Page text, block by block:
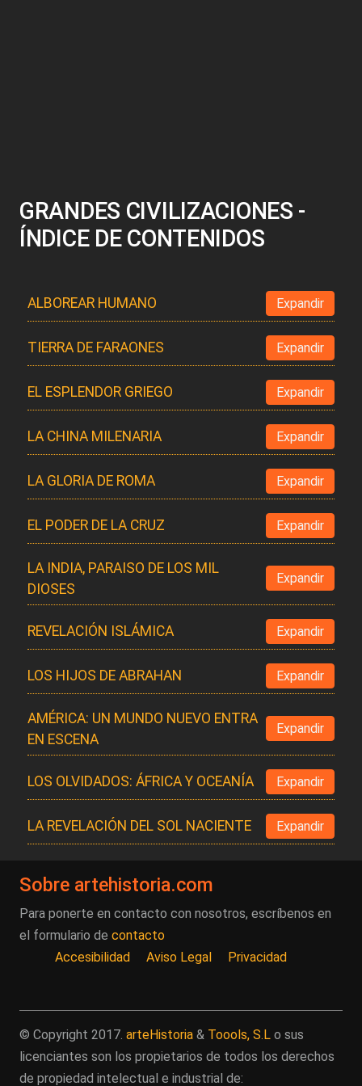
GRANDES CIVILIZACIONES -
ÍNDICE DE CONTENIDOS
ALBOREAR HUMANO Expandir
TIERRA DE FARAONES Expandir
EL ESPLENDOR GRIEGO Expandir
LA CHINA MILENARIA Expandir
LA GLORIA DE ROMA Expandir
EL PODER DE LA CRUZ Expandir
LA INDIA, PARAISO DE LOS MIL
DIOSES
Expandir
REVELACIÓN ISLÁMICA Expandir
LOS HIJOS DE ABRAHAN Expandir
AMÉRICA: UN MUNDO NUEVO ENTRA
EN ESCENA
Expandir
LOS OLVIDADOS: ÁFRICA Y OCEANÍA Expandir
LA REVELACIÓN DEL SOL NACIENTE Expandir
Sobre artehistoria.com
Para ponerte en contacto con nosotros, escríbenos en
el formulario de contacto
Accesibilidad
Aviso Legal Privacidad
© Copyright 2017. arteHistoria & Toools, S.L o sus
licenciantes son los propietarios de todos los derechos
de propiedad intelectual e industrial de: